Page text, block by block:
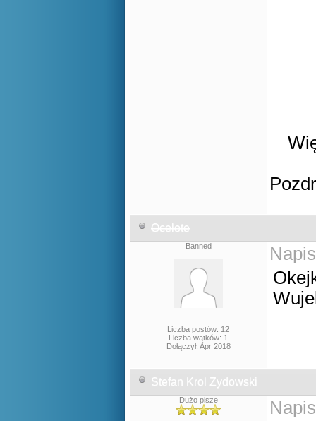
Ocelote
Banned
Liczba postów: 12
Liczba wątków: 1
Dołączył: Apr 2018
Stefan Krol Zydowski
Dużo pisze